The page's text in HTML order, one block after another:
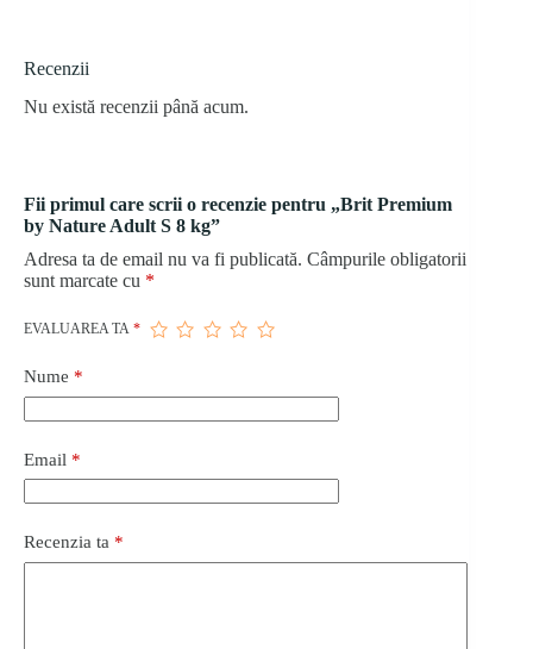
Recenzii
Nu există recenzii până acum.
Fii primul care scrii o recenzie pentru „Brit Premium
by Nature Adult S 8 kg”
Adresa ta de email nu va fi publicată. Câmpurile obligatorii
sunt marcate cu *
EVALUAREA TA *
Nume *
Email *
Recenzia ta *